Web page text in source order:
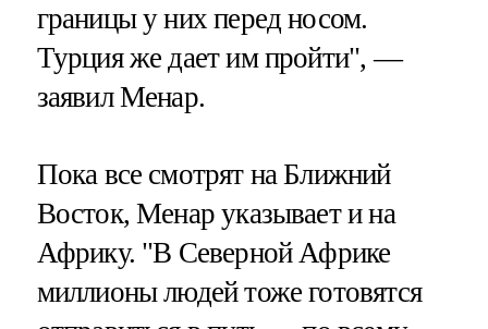
границы у них перед носом.
Турция же дает им пройти", —
заявил Менар.
Пока все смотрят на Ближний
Восток, Менар указывает и на
Африку. "В Северной Африке
миллионы людей тоже готовятся